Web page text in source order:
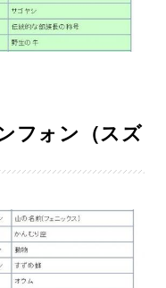
フォン（スズ